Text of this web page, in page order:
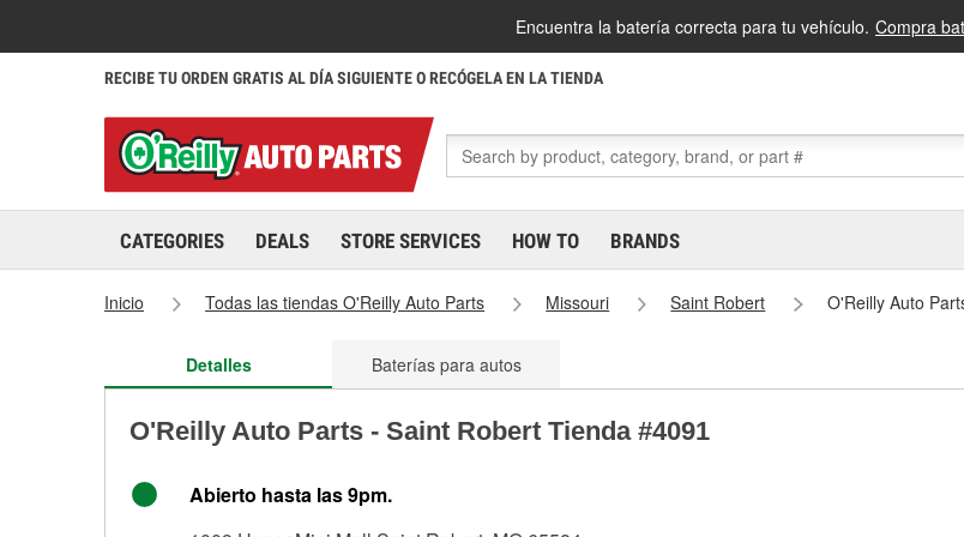
Encuentra la batería correcta para tu vehículo. Compra
RECIBE TU ORDEN GRATIS AL DÍA SIGUIENTE O RECÓGELA EN LA TIENDA
CATEGORIES DEALS STORE SERVICES HOW TO BRANDS
Inicio Todas las tiendas O'Reilly Auto Parts Missouri Saint Robert O'Reilly Auto
Detalles Baterías para autos
O'Reilly Auto Parts - Saint Robert Tienda #4091
Abierto hasta las 9pm.